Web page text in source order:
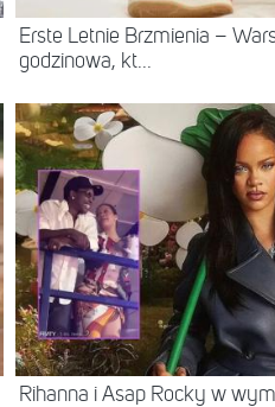
Erste Letnie Brzmienia –
godzinowa, kt...
Rihanna i Asap Rocky w